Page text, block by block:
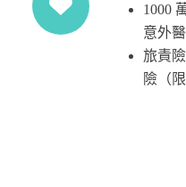
1000
意外
旅責
險（